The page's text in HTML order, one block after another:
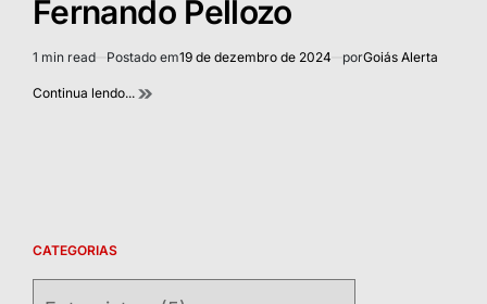
Fernando Pellozo
Estimated
read
time
1 min read Postado em19 de dezembro de 2024 porGoiás Alerta
Continua lendo...
CATEGORIAS